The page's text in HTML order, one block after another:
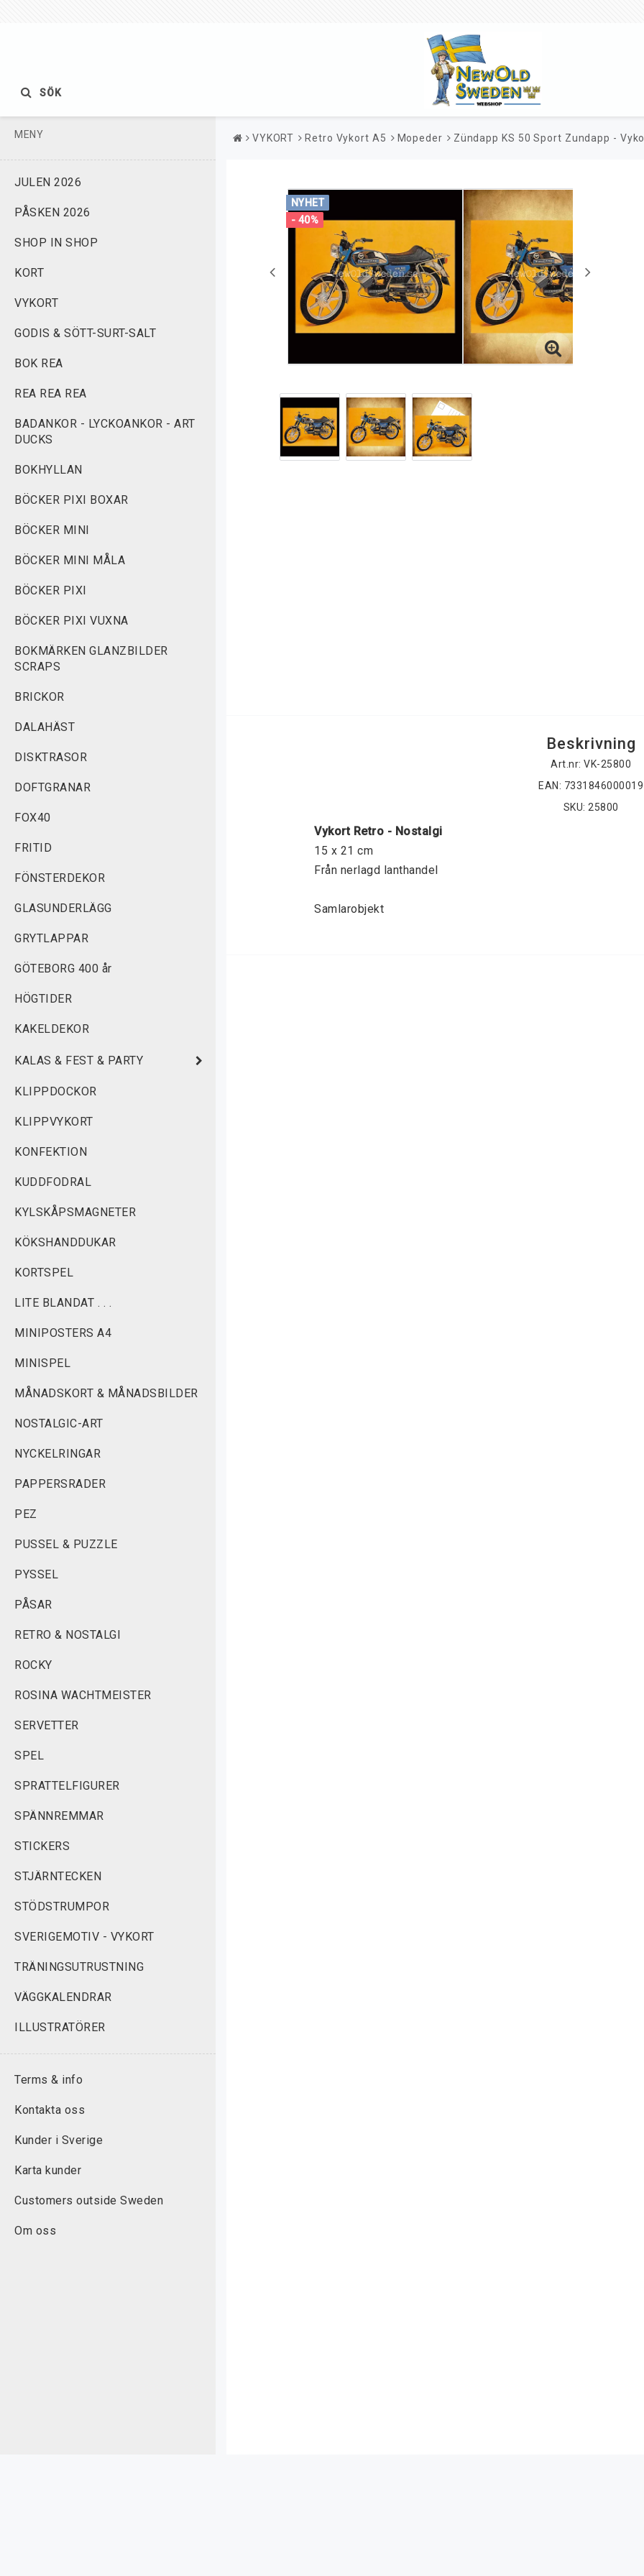
SÖK
MENY
JULEN 2026
PÅSKEN 2026
SHOP IN SHOP
KORT
VYKORT
GODIS & SÖTT-SURT-SALT
BOK REA
REA REA REA
BADANKOR - LYCKOANKOR - ART
DUCKS
BOKHYLLAN
BÖCKER PIXI BOXAR
BÖCKER MINI
BÖCKER MINI MÅLA
BÖCKER PIXI
BÖCKER PIXI VUXNA
BOKMÄRKEN GLANZBILDER
SCRAPS
BRICKOR
DALAHÄST
DISKTRASOR
DOFTGRANAR
FOX40
FRITID
FÖNSTERDEKOR
GLASUNDERLÄGG
GRYTLAPPAR
GÖTEBORG 400 år
HÖGTIDER
KAKELDEKOR
KALAS & FEST & PARTY
KLIPPDOCKOR
KLIPPVYKORT
KONFEKTION
KUDDFODRAL
KYLSKÅPSMAGNETER
KÖKSHANDDUKAR
KORTSPEL
LITE BLANDAT . . .
MINIPOSTERS A4
MINISPEL
MÅNADSKORT & MÅNADSBILDER
NOSTALGIC-ART
NYCKELRINGAR
PAPPERSRADER
PEZ
PUSSEL & PUZZLE
PYSSEL
PÅSAR
RETRO & NOSTALGI
ROCKY
ROSINA WACHTMEISTER
SERVETTER
SPEL
SPRATTELFIGURER
SPÄNNREMMAR
STICKERS
STJÄRNTECKEN
STÖDSTRUMPOR
SVERIGEMOTIV - VYKORT
TRÄNINGSUTRUSTNING
VÄGGKALENDRAR
ILLUSTRATÖRER
Terms & info
Kontakta oss
Kunder i Sverige
Karta kunder
Customers outside Sweden
Om oss
VYKORT Retro Vykort A5 Mopeder Zündapp KS 50 Sport Zundapp -
NYHET
- 40%
Beskrivning
Art.nr: VK-25800
EAN: 7331846000019
SKU: 25800
Vykort Retro - Nostalgi
15 x 21 cm
Från nerlagd lanthandel
Samlarobjekt